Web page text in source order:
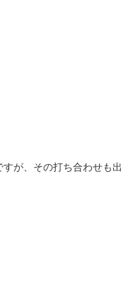
が、その打ち合わせも出